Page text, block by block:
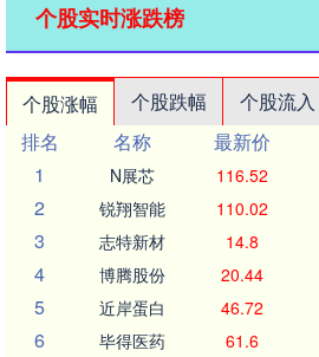
个股实时涨跌榜
个股涨幅 个股跌幅 个股流入
排名
名称 最新价
1
N展芯 116.52
2 锐翔智能 110.02
3 志特新材 14.8
4 博腾股份 20.44
5 近岸蛋白 46.72
6 毕得医药 61.6